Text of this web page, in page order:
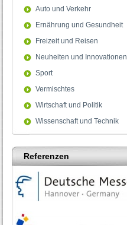
Auto und Verkehr
Ernährung und Gesundheit
Freizeit und Reisen
Neuheiten und Innovationen
Sport
Vermischtes
Wirtschaft und Politik
Wissenschaft und Technik
Referenzen